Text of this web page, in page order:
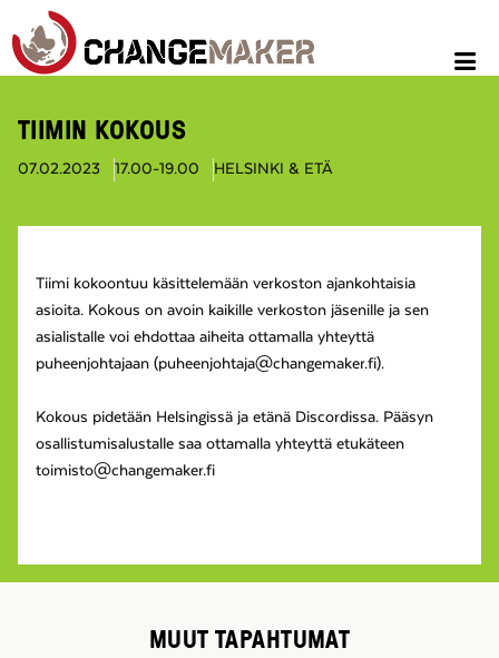
TIIMIN KOKOUS
07.02.2023 17.00-19.00 HELSINKI & ETÄ
Tiimi kokoontuu käsittelemään verkoston ajankohtaisia
asioita. Kokous on avoin kaikille verkoston jäsenille ja sen
asialistalle voi ehdottaa aiheita ottamalla yhteyttä
puheenjohtajaan (puheenjohtaja@changemaker.fi).
Kokous pidetään Helsingissä ja etänä Discordissa. Pääsyn
osallistumisalustalle saa ottamalla yhteyttä etukäteen
toimisto@changemaker.fi
MUUT TAPAHTUMAT